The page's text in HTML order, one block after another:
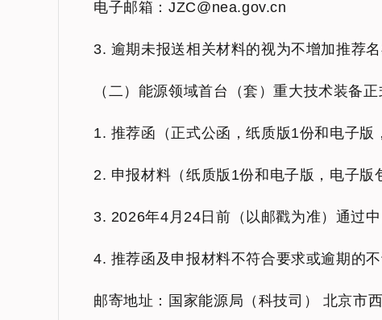
电子邮箱：JZC@nea.gov.cn
3. 逾期未报送相关材料的视为不增加推荐名
（二）能源领域首台（套）重大技术装备
1. 推荐函（正式公函，纸质版1份和电子版
2. 申报材料（纸质版1份和电子版，电子版
3. 2026年4月24日前（以邮戳为准）通过
4. 推荐函及申报材料不符合要求或逾期的不
邮寄地址：国家能源局（科技司） 北京市